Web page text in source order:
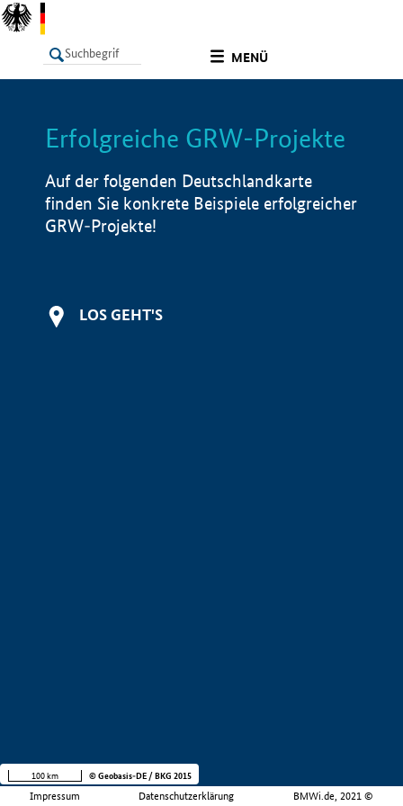
MENÜ
LISTE Info
Erfolgreiche GRW-Projekte
Auf der folgenden Deutschlandkarte
finden Sie konkrete Beispiele erfolgreicher
GRW-Projekte!
LOS GEHT'S
Impressum Datenschutzerklärung BMWi.de, 2021 ©
100 km © Geobasis-DE / BKG 2015